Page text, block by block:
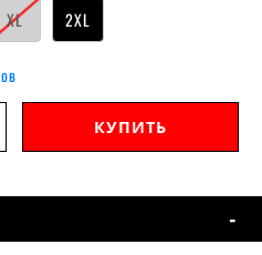
XL 2XL
КУПИТЬ